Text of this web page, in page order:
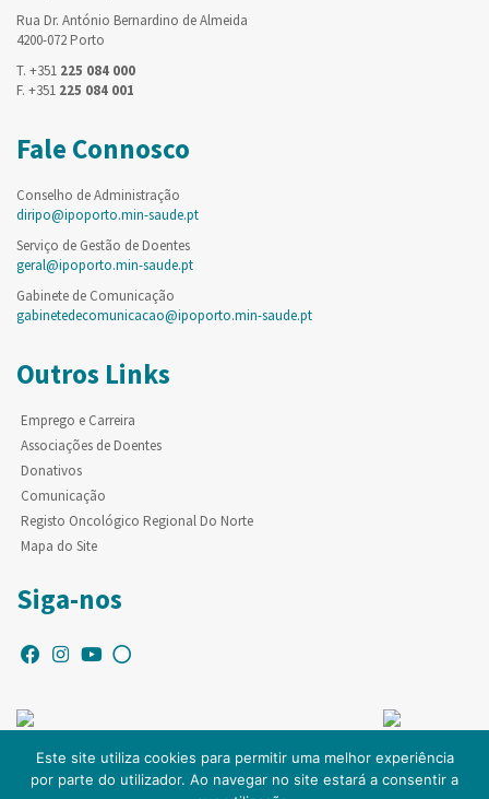
Rua Dr. António Bernardino de Almeida
4200-072 Porto
T. +351 225 084 000
F. +351 225 084 001
Fale Connosco
Conselho de Administração
diripo@ipoporto.min-saude.pt
Serviço de Gestão de Doentes
geral@ipoporto.min-saude.pt
Gabinete de Comunicação
gabinetedecomunicacao@ipoporto.min-saude.pt
Outros Links
Emprego e Carreira
Associações de Doentes
Donativos
Comunicação
Registo Oncológico Regional Do Norte
Mapa do Site
Siga-nos
Este site utiliza cookies para permitir uma melhor experiência
por parte do utilizador. Ao navegar no site estará a consentir a